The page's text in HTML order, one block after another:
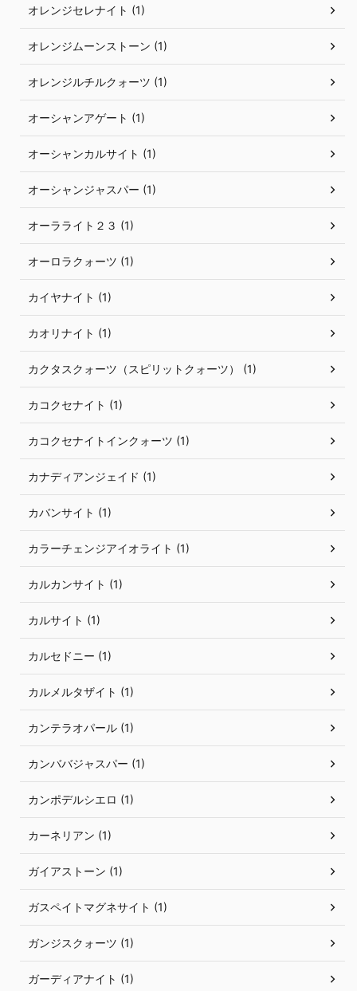
オレンジセレナイト (1)
オレンジムーンストーン (1)
オレンジルチルクォーツ (1)
オーシャンアゲート (1)
オーシャンカルサイト (1)
オーシャンジャスパー (1)
オーラライト２３ (1)
オーロラクォーツ (1)
カイヤナイト (1)
カオリナイト (1)
カクタスクォーツ（スピリットクォーツ） (1)
カコクセナイト (1)
カコクセナイトインクォーツ (1)
カナディアンジェイド (1)
カバンサイト (1)
カラーチェンジアイオライト (1)
カルカンサイト (1)
カルサイト (1)
カルセドニー (1)
カルメルタザイト (1)
カンテラオパール (1)
カンババジャスパー (1)
カンポデルシエロ (1)
カーネリアン (1)
ガイアストーン (1)
ガスペイトマグネサイト (1)
ガンジスクォーツ (1)
ガーディアナイト (1)